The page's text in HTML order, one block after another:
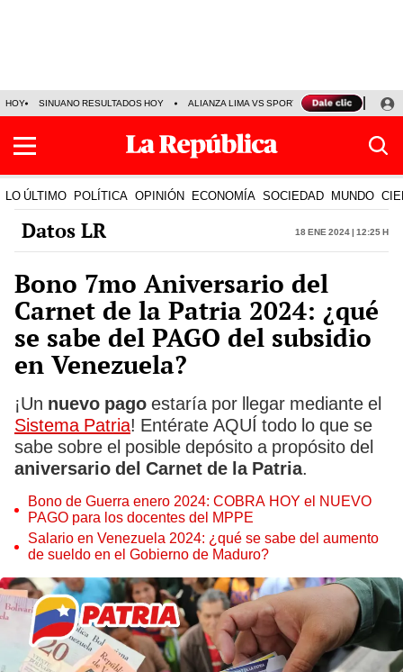
HOY SINUANO RESULTADOS HOY ALIANZA LIMA VS SPORT BOYS JORGE
LO ÚLTIMO POLÍTICA OPINIÓN ECONOMÍA SOCIEDAD MUNDO
Datos LR 18 Ene 2024 | 12:25 h
Bono 7mo Aniversario del
Carnet de la Patria 2024: ¿qué
se sabe del PAGO del subsidio
en Venezuela?
¡Un nuevo pago estaría por llegar mediante el
Sistema Patria! Entérate AQUÍ todo lo que se
sabe sobre el posible depósito a propósito del
aniversario del Carnet de la Patria.
Bono de Guerra enero 2024: COBRA HOY el NUEVO
PAGO para los docentes del MPPE
Salario en Venezuela 2024: ¿qué se sabe del aumento
de sueldo en el Gobierno de Maduro?